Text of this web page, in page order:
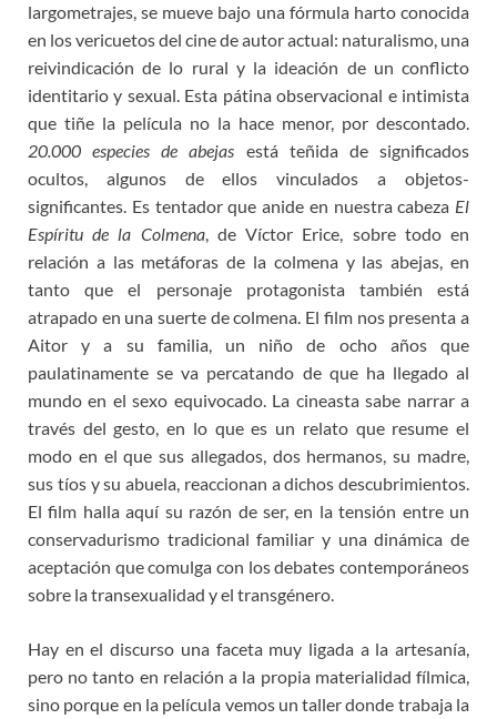
largometrajes, se mueve bajo una fórmula harto conocida
en los vericuetos del cine de autor actual: naturalismo, una
reivindicación de lo rural y la ideación de un conflicto
identitario y sexual. Esta pátina observacional e intimista
que tiñe la película no la hace menor, por descontado.
20.000 especies de abejas está teñida de significados
ocultos, algunos de ellos vinculados a objetos-
significantes. Es tentador que anide en nuestra cabeza El
Espíritu de la Colmena, de Víctor Erice, sobre todo en
relación a las metáforas de la colmena y las abejas, en
tanto que el personaje protagonista también está
atrapado en una suerte de colmena. El film nos presenta a
Aitor y a su familia, un niño de ocho años que
paulatinamente se va percatando de que ha llegado al
mundo en el sexo equivocado. La cineasta sabe narrar a
través del gesto, en lo que es un relato que resume el
modo en el que sus allegados, dos hermanos, su madre,
sus tíos y su abuela, reaccionan a dichos descubrimientos.
El film halla aquí su razón de ser, en la tensión entre un
conservadurismo tradicional familiar y una dinámica de
aceptación que comulga con los debates contemporáneos
sobre la transexualidad y el transgénero.
Hay en el discurso una faceta muy ligada a la artesanía,
pero no tanto en relación a la propia materialidad fílmica,
sino porque en la película vemos un taller donde trabaja la